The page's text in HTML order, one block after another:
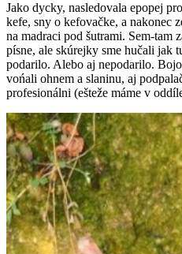
Jako dycky, nasledovala epopej
kefe, sny o kefovačke, a nakonec
na madraci pod šutrami. Sem-tam
písne, ale skúrejky sme hučali jak
podarilo. Alebo aj nepodarilo.
vońali ohnem a slaninu, aj
profesionálni (ešteže máme v